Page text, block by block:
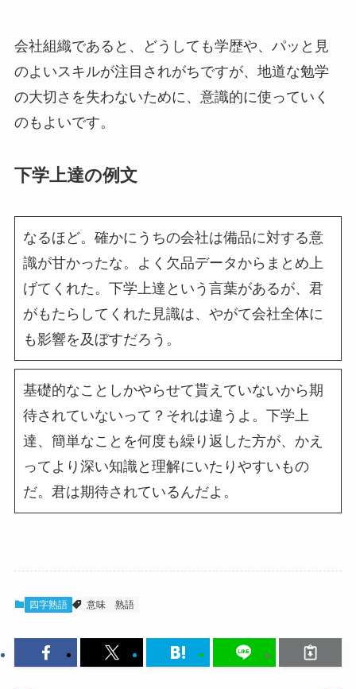
会社組織であると、どうしても学歴や、パッと見
のよいスキルが注目されがちですが、地道な勉学
の大切さを失わないために、意識的に使っていく
のもよいです。
下学上達の例文
なるほど。確かにうちの会社は備品に対する意
識が甘かったな。よく欠品データからまとめ上
げてくれた。下学上達という言葉があるが、君
がもたらしてくれた見識は、やがて会社全体に
も影響を及ぼすだろう。
基礎的なことしかやらせて貰えていないから期
待されていないって？それは違うよ。下学上
達、簡単なことを何度も繰り返した方が、かえ
ってより深い知識と理解にいたりやすいもの
だ。君は期待されているんだよ。
四字熟語 意味 熟語